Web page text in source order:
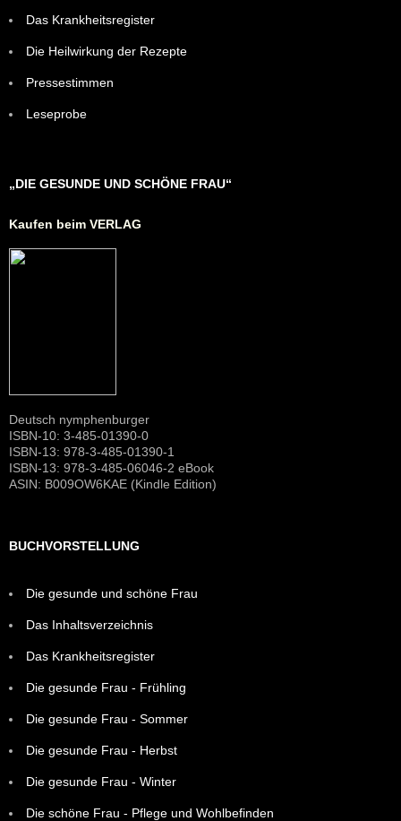
Das Krankheitsregister
Die Heilwirkung der Rezepte
Pressestimmen
Leseprobe
„DIE GESUNDE UND SCHÖNE FRAU“
Kaufen beim VERLAG
Deutsch nymphenburger
ISBN-10: 3-485-01390-0
ISBN-13: 978-3-485-01390-1
ISBN-13: 978-3-485-06046-2 eBook
ASIN: B009OW6KAE (Kindle Edition)
BUCHVORSTELLUNG
Die gesunde und schöne Frau
Das Inhaltsverzeichnis
Das Krankheitsregister
Die gesunde Frau - Frühling
Die gesunde Frau - Sommer
Die gesunde Frau - Herbst
Die gesunde Frau - Winter
Die schöne Frau - Pflege und Wohlbefinden